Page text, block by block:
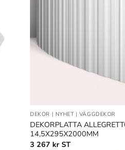
DEKOR | NYHET| VÄGGDEKOR
DEKORPLATTA
14,5X295X2000MM
3 267 kr ST